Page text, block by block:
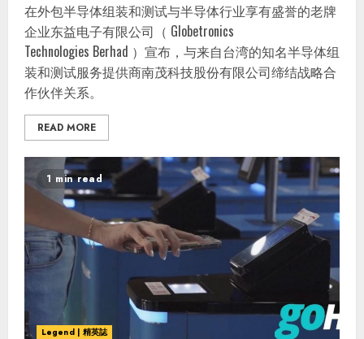
在外包半导体组装和测试与半导体行业享有盛誉的老牌
企业东益电子有限公司（ Globetronics
Technologies Berhad ）宣布，与来自台湾的知名半导体组
装和测试服务提供商南茂科技股份有限公司缔结战略合
作伙伴关系。
READ MORE
1 min read
Legend | 精英誌